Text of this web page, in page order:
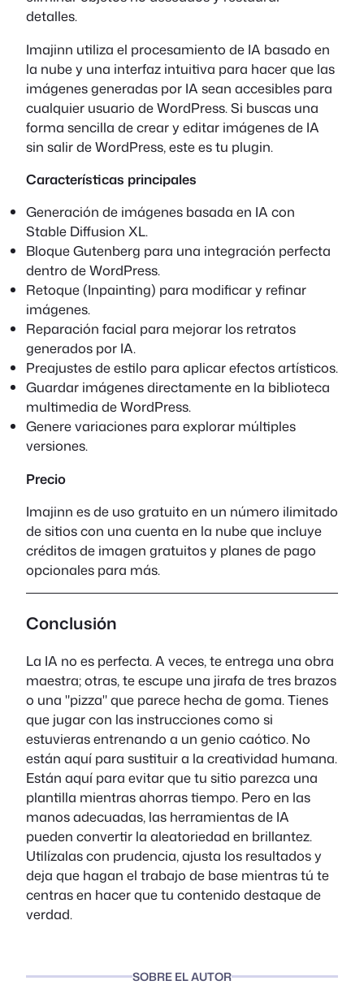
detalles.
Imajinn utiliza el procesamiento de IA basado en
la nube y una interfaz intuitiva para hacer que las
imágenes generadas por IA sean accesibles para
cualquier usuario de WordPress. Si buscas una
forma sencilla de crear y editar imágenes de IA
sin salir de WordPress, este es tu plugin.
Características principales
Generación de imágenes basada en IA con
Stable Diffusion XL.
Bloque Gutenberg para una integración perfecta
dentro de WordPress.
Retoque (Inpainting) para modificar y refinar
imágenes.
Reparación facial para mejorar los retratos
generados por IA.
Preajustes de estilo para aplicar efectos artísticos.
Guardar imágenes directamente en la biblioteca
multimedia de WordPress.
Genere variaciones para explorar múltiples
versiones.
Precio
Imajinn es de uso gratuito en un número ilimitado
de sitios con una cuenta en la nube que incluye
créditos de imagen gratuitos y planes de pago
opcionales para más.
Conclusión
La IA no es perfecta. A veces, te entrega una obra
maestra; otras, te escupe una jirafa de tres brazos
o una "pizza" que parece hecha de goma. Tienes
que jugar con las instrucciones como si
estuvieras entrenando a un genio caótico. No
están aquí para sustituir a la creatividad humana.
Están aquí para evitar que tu sitio parezca una
plantilla mientras ahorras tiempo. Pero en las
manos adecuadas, las herramientas de IA
pueden convertir la aleatoriedad en brillantez.
Utilízalas con prudencia, ajusta los resultados y
deja que hagan el trabajo de base mientras tú te
centras en hacer que tu contenido destaque de
verdad.
SOBRE EL AUTOR